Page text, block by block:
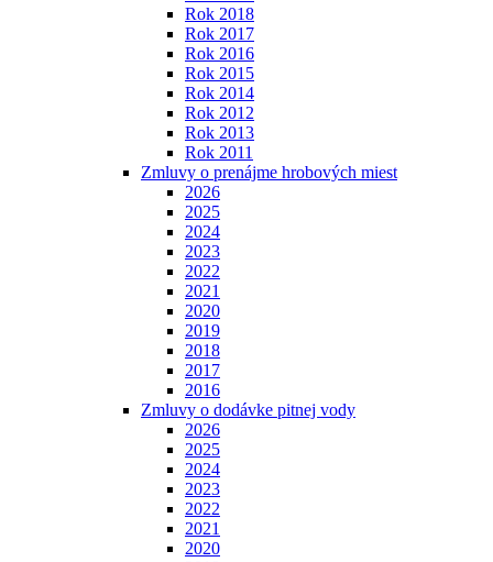
Rok 2018
Rok 2017
Rok 2016
Rok 2015
Rok 2014
Rok 2012
Rok 2013
Rok 2011
Zmluvy o prenájme hrobových miest
2026
2025
2024
2023
2022
2021
2020
2019
2018
2017
2016
Zmluvy o dodávke pitnej vody
2026
2025
2024
2023
2022
2021
2020